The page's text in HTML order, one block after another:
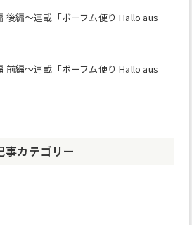
後編～連載「ボーフム便り Hallo aus
前編～連載「ボーフム便り Hallo aus
事カテゴリー